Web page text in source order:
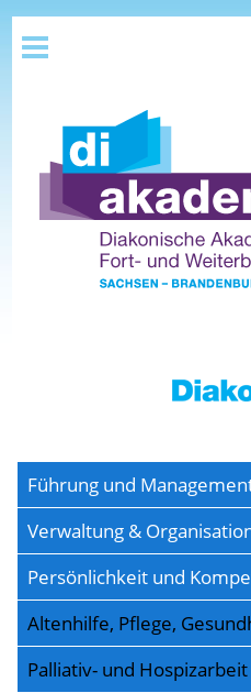
Führung und
Verwaltung &
Persönlichkeit und
Altenhilfe, Pflege,
Palliativ- und Hospizarbeit